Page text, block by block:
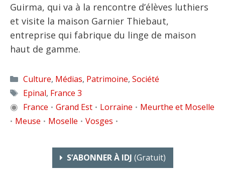
Guirma, qui va à la rencontre d’élèves luthiers
et visite la maison Garnier Thiebaut,
entreprise qui fabrique du linge de maison
haut de gamme.
Catégories
Culture, Médias, Patrimoine, Société
Étiquettes
Epinal, France 3
◉ France • Grand Est • Lorraine • Meurthe et Moselle
• Meuse • Moselle • Vosges •
S’ABONNER À IDJ (gratuit)